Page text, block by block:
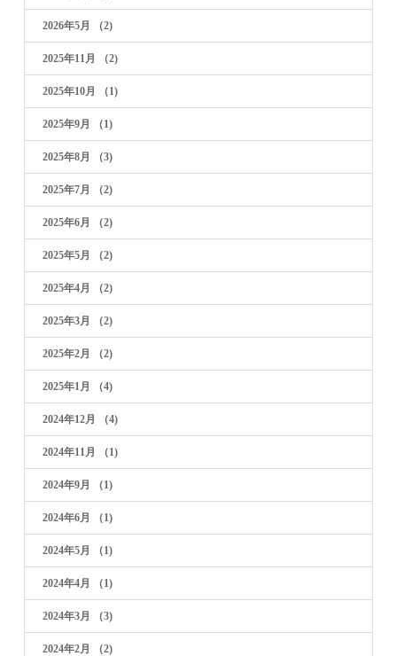
2026年5月 （2)
2025年11月 （2)
2025年10月 （1)
2025年9月 （1)
2025年8月 （3)
2025年7月 （2)
2025年6月 （2)
2025年5月 （2)
2025年4月 （2)
2025年3月 （2)
2025年2月 （2)
2025年1月 （4)
2024年12月 （4)
2024年11月 （1)
2024年9月 （1)
2024年6月 （1)
2024年5月 （1)
2024年4月 （1)
2024年3月 （3)
2024年2月 （2)